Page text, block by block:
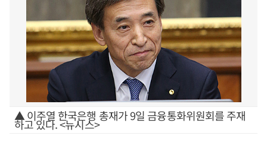
▲ 이주열 한국은행 총재가 9일 금융통화위원회를 주재
하고 있다. <뉴시스>